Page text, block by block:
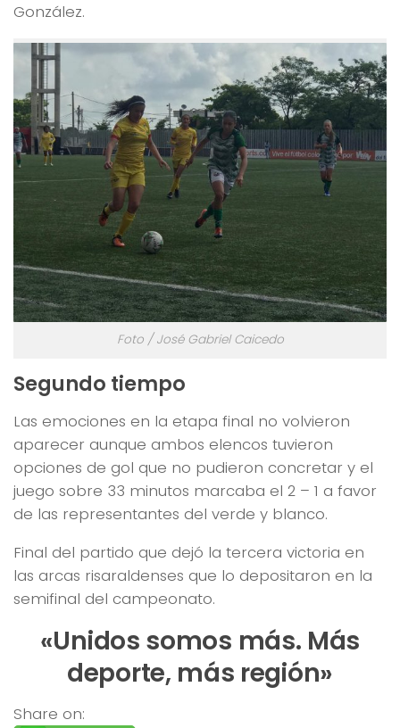
González.
Foto / José Gabriel Caicedo
Segundo tiempo
Las emociones en la etapa final no volvieron
aparecer aunque ambos elencos tuvieron
opciones de gol que no pudieron concretar y el
juego sobre 33 minutos marcaba el 2 – 1 a favor
de las representantes del verde y blanco.
Final del partido que dejó la tercera victoria en
las arcas risaraldenses que lo depositaron en la
semifinal del campeonato.
«Unidos somos más. Más
deporte, más región»
Share on: